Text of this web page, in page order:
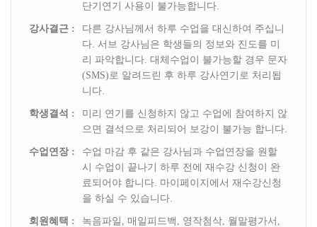
ο 마케팅 및 이벤트 등 광고성 정보 전달
3. 수집하려는 개인정보의 항목
- 회사는 회원가입, 상담, 서비스 신청 등등을 위해 아래와 같은 개
인정보를 수집하고 있습니다.
ο 수집항목 : 이름, 생년월일, 성별, 비밀번호, 자택 전화번호, 자택
주소, 휴대전화번호, 이메일, 법정대리인정보, 신용카드 정보, 은
단기연기 사용이 불가능합니다.
강사결근 :
다른 강사님께서 하루 수업을 대신하여 주십니
다. 서브 강사님은 학생들의 정보와 진도를 미
리 파악합니다. 대체수업이 불가능할 경우 문자
(SMS)로 알려드린 후 하루 강사연기로 처리됩
니다.
학생결석 :
미리 연기를 신청하지 않고 수업에 참여하지 않
으면 결석으로 처리되어 보강이 불가능 합니다.
수업연장 :
수업 마감 후 같은 강사님과 수업연장을 원할
시 수업이 끝나기 하루 전에 재수강 신청이 완
료되어야 합니다. 마이페이지에서 재수강신청
을 하실 수 있습니다.
회원혜택 :
녹음파일, 매일피드백, 영작첨삭, 월말평가서,